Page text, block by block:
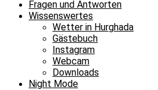
Fragen und Antworten
Wissenswertes
Wetter in Hurghada
Gästebuch
Instagram
Webcam
Downloads
Night Mode